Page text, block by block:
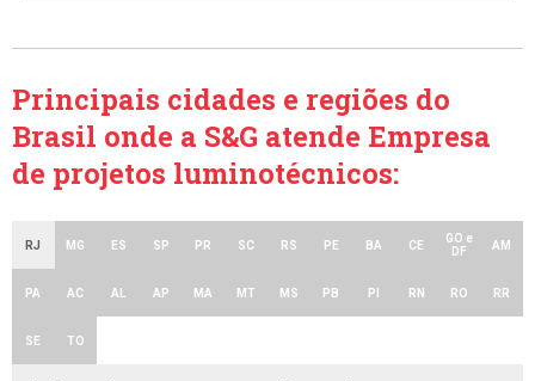
Principais cidades e regiões do
Brasil onde a S&G atende Empresa
de projetos luminotécnicos:
RJ MG ES SP PR SC RS PE BA CE
GO e
DF
AM
PA AC AL AP MA MT MS PB PI RN RO RR
SE TO